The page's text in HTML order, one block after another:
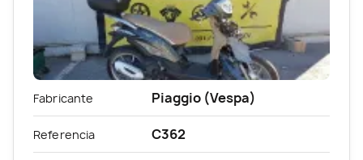
Fabricante Piaggio (Vespa)
Referencia C362